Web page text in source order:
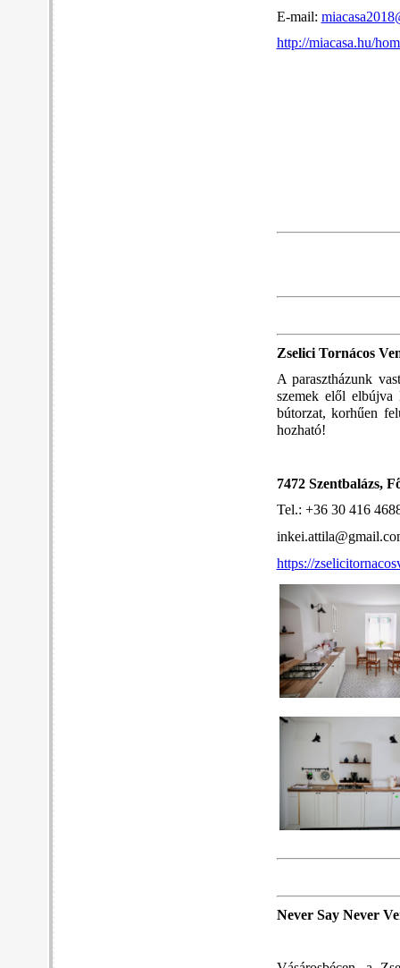
E-mail:
http://miacasa.hu/
Zselici Tornácos
A parasztházunk
szemek elől
bútorzat, korhűen
hozható!
7472 Szentbalázs,
Tel.: +36 30 416
https://
Never Say Never